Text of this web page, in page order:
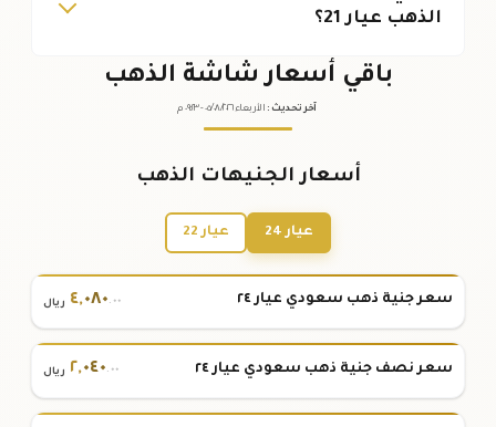
الذهب عيار 21؟
باقي أسعار شاشة الذهب
آخر تحديث : الأربعاء ٠٥ /٠٨/٢٠٢٦ - ٠٩:٢٣م
أسعار الجنيهات الذهب
عيار 24 عيار 22
سعر جنية ذهب سعودي عيار ٢٤ ٤,٠٨٠.٠٠ ريال
سعر نصف جنية ذهب سعودي عيار ٢٤ ٢,٠٤٠.٠٠ ريال